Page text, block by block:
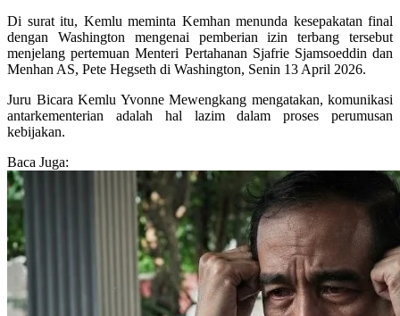
Di surat itu, Kemlu meminta Kemhan menunda kesepakatan final
dengan Washington mengenai pemberian izin terbang tersebut
menjelang pertemuan Menteri Pertahanan Sjafrie Sjamsoeddin dan
Menhan AS, Pete Hegseth di Washington, Senin 13 April 2026.
Juru Bicara Kemlu Yvonne Mewengkang mengatakan, komunikasi
antarkementerian adalah hal lazim dalam proses perumusan
kebijakan.
Baca Juga: